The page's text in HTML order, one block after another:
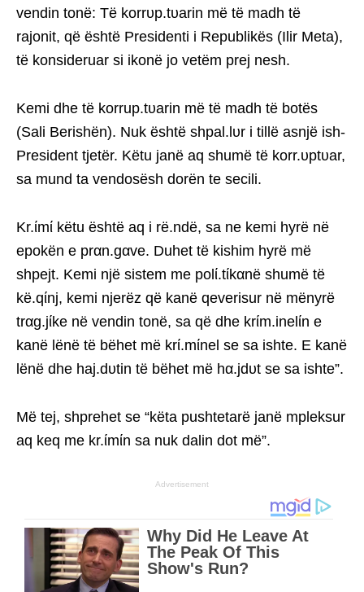
vendin tonë: Të korrυp.tυarin më të madh të
rajonit, që është Presidenti i Republikës (Ilir Meta),
të konsideruar si ikonë jo vetëm prej nesh.
Kemi dhe të korrup.tυarin më të madh të botës
(Sali Berishën). Nuk është shpal.lυr i tillë asnjë ish-
President tjetër. Këtu janë aq shumë të korr.υptυar,
sa mund ta vendosësh dorën te secili.
Kr.ίmί këtu është aq i rë.ndë, sa ne kemi hyrë në
epokën e prαn.gαve. Duhet të kishim hyrë më
shpejt. Kemi një sistem me polί.tίkαnë shumë të
kë.qίnj, kemi njerëz që kanë qeverisur në mënyrë
trαg.jίke në vendin tonë, sa që dhe krίm.inelίn e
kanë lënë të bëhet më krί.mίnel se sa ishte. E kanë
lënë dhe haj.dυtin të bëhet më hα.jdυt se sa ishte”.
Më tej, shprehet se “këta pushtetarë janë mpleksur
aq keq me kr.ίmίn sa nuk dalin dot më”.
Advertisement